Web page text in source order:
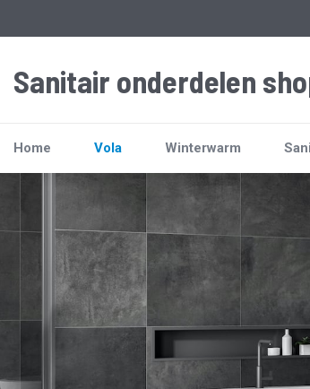
Sanitair onderdelen
Home Vola Winterwarm